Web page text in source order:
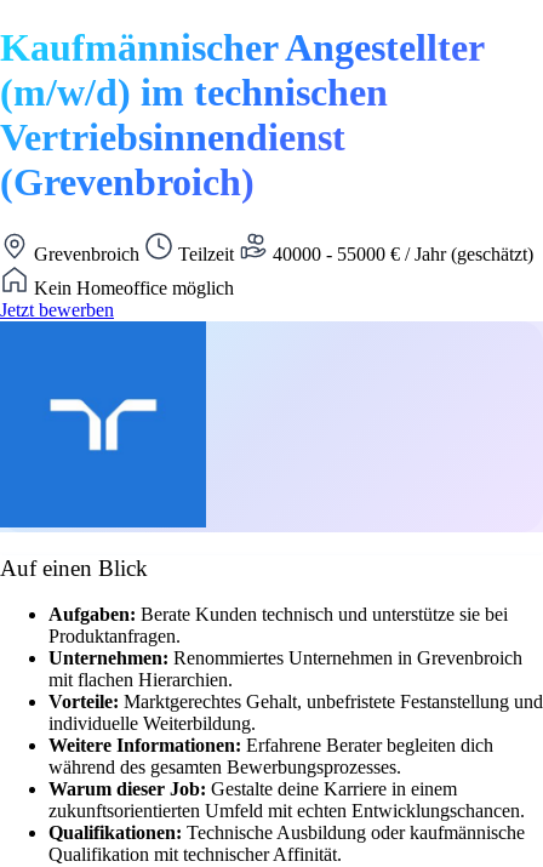
Kaufmännischer Angestellter
(m/w/d) im technischen
Vertriebsinnendienst
(Grevenbroich)
Grevenbroich Teilzeit
40000 - 55000 € / Jahr (geschätzt)
Kein Homeoffice möglich
Jetzt bewerben
Auf einen Blick
Aufgaben: Berate Kunden technisch und unterstütze sie bei
Produktanfragen.
Unternehmen: Renommiertes Unternehmen in Grevenbroich
mit flachen Hierarchien.
Vorteile: Marktgerechtes Gehalt, unbefristete Festanstellung und
individuelle Weiterbildung.
Weitere Informationen: Erfahrene Berater begleiten dich
während des gesamten Bewerbungsprozesses.
Warum dieser Job: Gestalte deine Karriere in einem
zukunftsorientierten Umfeld mit echten Entwicklungschancen.
Qualifikationen: Technische Ausbildung oder kaufmännische
Qualifikation mit technischer Affinität.